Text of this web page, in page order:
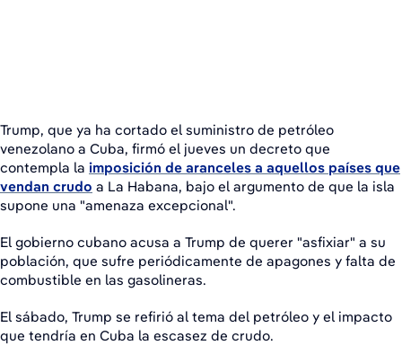
Trump, que ya ha cortado el suministro de petróleo
venezolano a Cuba, firmó el jueves un decreto que
contempla la imposición de aranceles a aquellos países que
vendan crudo a La Habana, bajo el argumento de que la isla
supone una "amenaza excepcional".
El gobierno cubano acusa a Trump de querer "asfixiar" a su
población, que sufre periódicamente de apagones y falta de
combustible en las gasolineras.
El sábado, Trump se refirió al tema del petróleo y el impacto
que tendría en Cuba la escasez de crudo.